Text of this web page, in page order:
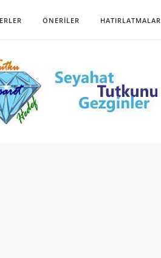
ÖNERILER HATIRLATMALAR